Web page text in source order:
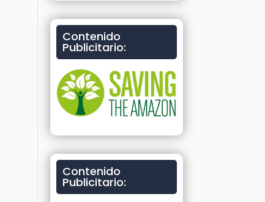
Contenido
Publicitario:
Contenido
Publicitario: